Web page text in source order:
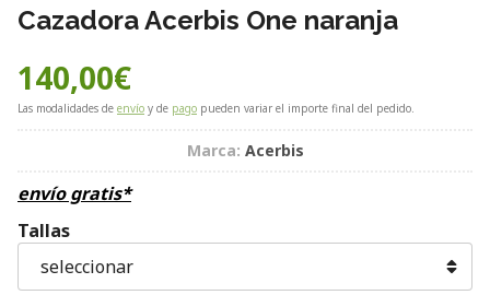
Cazadora Acerbis One naranja
140,00€
Las modalidades de envío y de pago pueden variar el importe final del pedido.
Marca: Acerbis
envío gratis*
Tallas